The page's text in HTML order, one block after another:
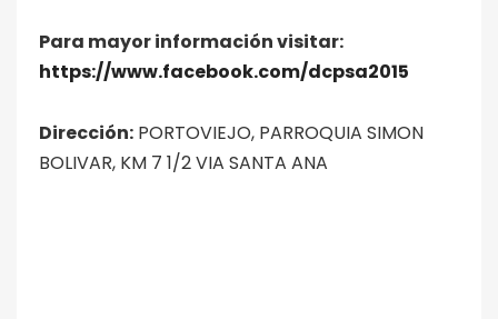
Para mayor información visitar:
https://www.facebook.com/dcpsa2015
Dirección: PORTOVIEJO, PARROQUIA SIMON
BOLIVAR, KM 7 1/2 VIA SANTA ANA